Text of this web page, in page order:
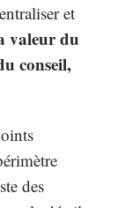
et
valeur du
conseil,
des